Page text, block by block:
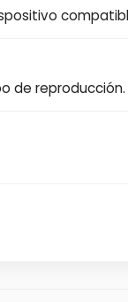
de reproducción.